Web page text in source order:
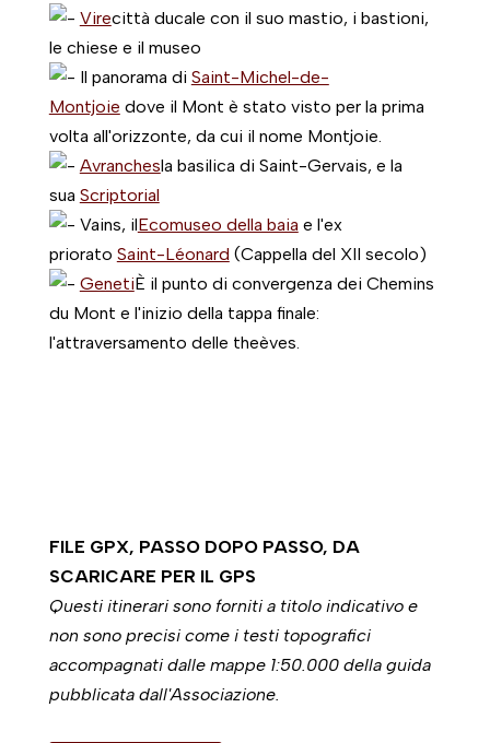
Virecittà ducale con il suo mastio, i bastioni,
le chiese e il museo
Il panorama di Saint-Michel-de-
Montjoie dove il Mont è stato visto per la prima
volta all'orizzonte, da cui il nome Montjoie.
Avranchesla basilica di Saint-Gervais, e la
sua Scriptorial
Vains, ilEcomuseo della baia e l'ex
priorato Saint-Léonard (Cappella del XII secolo)
GenetiÈ il punto di convergenza dei Chemins
du Mont e l'inizio della tappa finale:
l'attraversamento delle theèves.
FILE GPX, PASSO DOPO PASSO, DA
SCARICARE PER IL GPS
Questi itinerari sono forniti a titolo indicativo e
non sono precisi come i testi topografici
accompagnati dalle mappe 1:50.000 della guida
pubblicata dall'Associazione.